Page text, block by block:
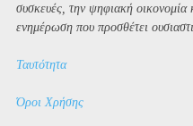
συσκευές, την ψηφιακή οικονομία
ενημέρωση που προσθέτει
Ταυτότητα
Όροι Χρήσης